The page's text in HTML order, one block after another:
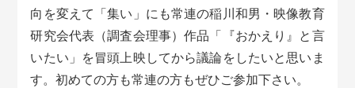
向を変えて「集い」にも常連の稲川和男・映像教育
研究会代表（調査会理事）作品「『おかえり』と言
いたい」を冒頭上映してから議論をしたいと思いま
す。初めての方も常連の方もぜひご参加下さい。